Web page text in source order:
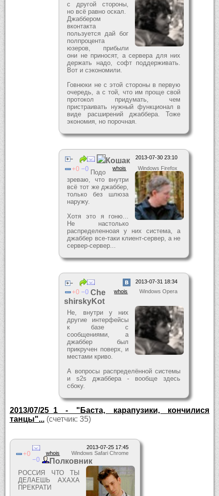
с другой стороны,
но всё равно оскал.
Джаббером
вконтакта
пользуется дай бог
полпроцента
юзеров, прибыли
они не приносят, а сервера для них
держать надо, софт поддерживать.
Вот и сэкономили.
Говнюки не с этой стороны в первую
очередь, а с той, что им проще свой
протокол придумать, чем
пристраивать нужный функционал в
виде расширений джаббера. Тоже
экономия, но порочная.
2013-07-30 23:10
Windows Firefox
whois
0 0
Кошак
Подо
зреваю, что внутри
всё тот же джаббер,
только без шлюза
наружу.
Хотя это я гоню...
Не настолько
распределенноая у них система, а
джаббер все-таки клиент-сервер, а не
сервер-сервер...
2013-07-31 18:34
Windows Opera
whois
0 0 Che
shirskyKot
Не, внутри у них
другие интерфейсы
к базе с
сообщениями, а
джаббер был
прикручен поверх, и
местами криво.
А вопросы распределённой системы
и s2s джаббера - вообще здесь
сбоку.
2013/07/25_1 - "Баста, карапузики, кончилися
танцы"...(счетчик: 35)
2013-07-25 17:45
Windows Safari Chrome
whois
0
0
Полковник
РОССИЯ ЧТО ТЫ
ДЕЛАЕШЬ АХАХА
ПРЕКРАТИ